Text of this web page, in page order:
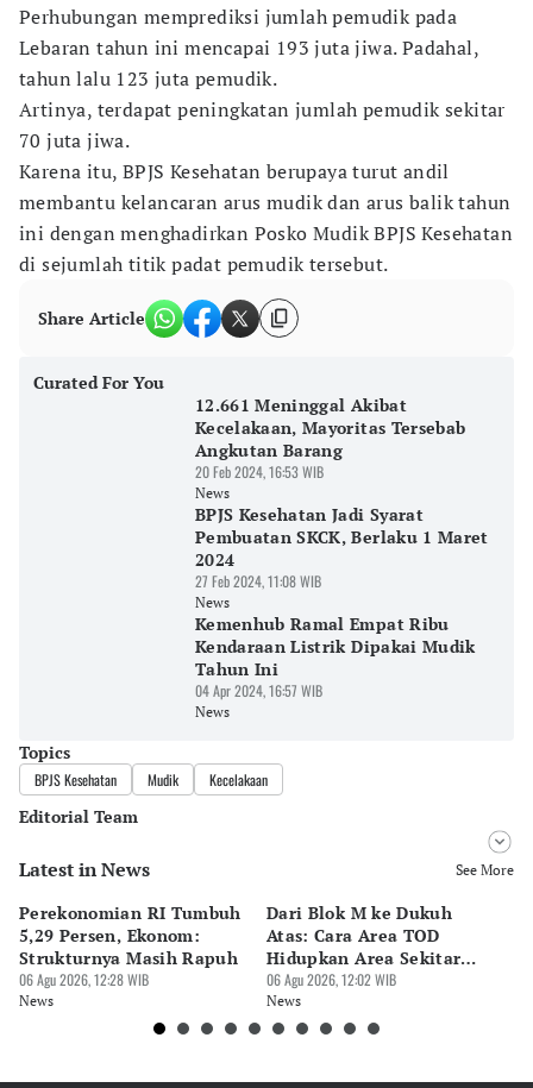
Perhubungan memprediksi jumlah pemudik pada
Lebaran tahun ini mencapai 193 juta jiwa. Padahal,
tahun lalu 123 juta pemudik.
Artinya, terdapat peningkatan jumlah pemudik sekitar
70 juta jiwa.
Karena itu, BPJS Kesehatan berupaya turut andil
membantu kelancaran arus mudik dan arus balik tahun
ini dengan menghadirkan Posko Mudik BPJS Kesehatan
di sejumlah titik padat pemudik tersebut.
Share Article
Curated For You
12.661 Meninggal Akibat
Kecelakaan, Mayoritas Tersebab
Angkutan Barang
20 Feb 2024, 16:53 WIB
News
BPJS Kesehatan Jadi Syarat
Pembuatan SKCK, Berlaku 1 Maret
2024
27 Feb 2024, 11:08 WIB
News
Kemenhub Ramal Empat Ribu
Kendaraan Listrik Dipakai Mudik
Tahun Ini
04 Apr 2024, 16:57 WIB
News
Topics
BPJS Kesehatan Mudik Kecelakaan
Editorial Team
Editor
Editor
Suheriadi .
Latest in News See More
Perekonomian RI Tumbuh
5,29 Persen, Ekonom:
Strukturnya Masih Rapuh
06 Agu 2026, 12:28 WIB
News
Dari Blok M ke Dukuh
Atas: Cara Area TOD
Hidupkan Area Sekitar
Stasiun
06 Agu 2026, 12:02 WIB
News